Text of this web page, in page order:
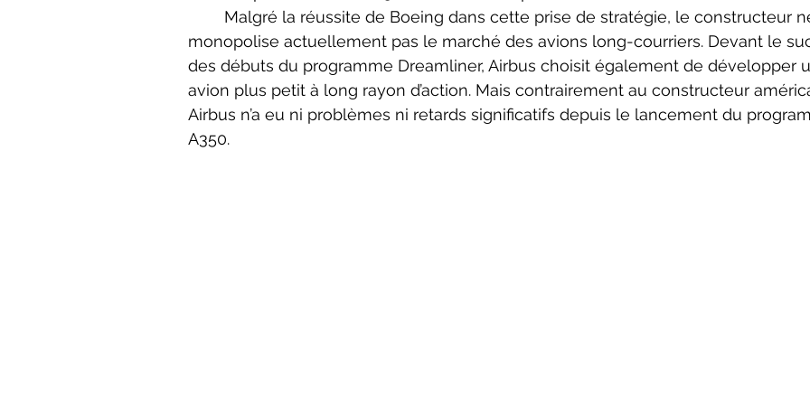
monopolise actuellement pas le marché des avions long-courriers. Devant le
des débuts du programme Dreamliner, Airbus choisit également de développer
avion plus petit à long rayon d’action. Mais contrairement au constructeur
Airbus n’a eu ni problèmes ni retards significatifs depuis le lancement du
A350.